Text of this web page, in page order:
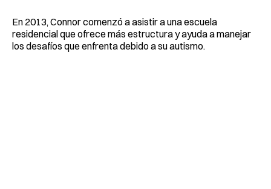
En 2013, Connor comenzó a asistir a una escuela
residencial que ofrece más estructura y ayuda a manejar
los desafíos que enfrenta debido a su autismo.